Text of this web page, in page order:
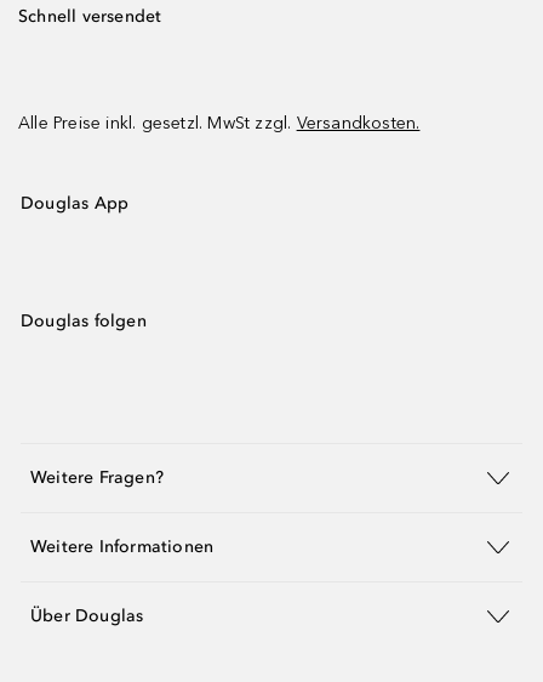
Schnell versendet
Alle Preise inkl. gesetzl. MwSt zzgl. Versandkosten.
Douglas App
Douglas folgen
Weitere Fragen?
Weitere Informationen
Über Douglas